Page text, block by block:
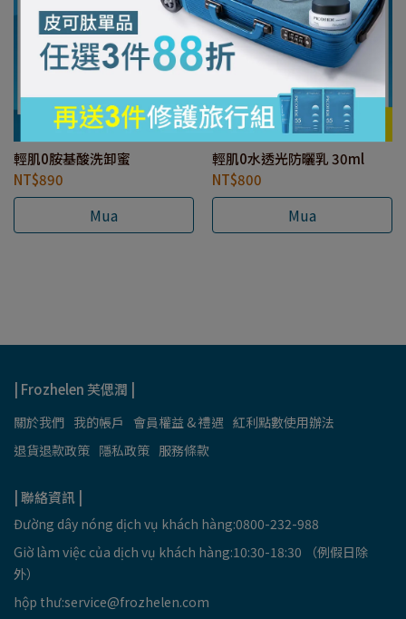
輕肌0胺基酸洗卸蜜
NT$890
Mua
輕肌0水透光防曬乳 30ml
NT$800
Mua
| Frozhelen 芙偲潤 |
關於我們 我的帳戶 會員權益 & 禮遇 紅利點數使用辦法
退貨退款政策 隱私政策 服務條款
| 聯絡資訊 |
Đường dây nóng dịch vụ khách hàng:0800-232-988
Giờ làm việc của dịch vụ khách hàng:10:30-18:30 （例假日除
外）
hộp thư:service@frozhelen.com